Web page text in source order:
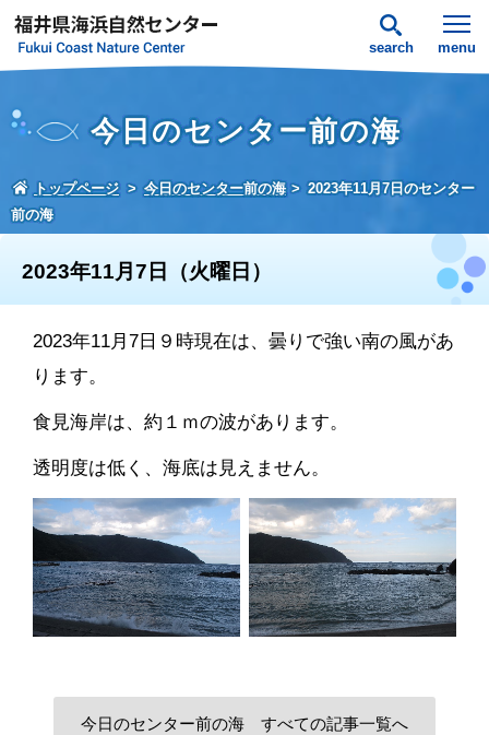
search menu
今日のセンター前の海
トップページ 今日のセンター前の海
2023年11月7日のセンター
前の海
2023年11月7日（火曜日）
2023年11月7日９時現在は、曇りで強い南の風があ
ります。
食見海岸は、約１ｍの波があります。
透明度は低く、海底は見えません。
今日のセンター前の海 すべての記事一覧へ